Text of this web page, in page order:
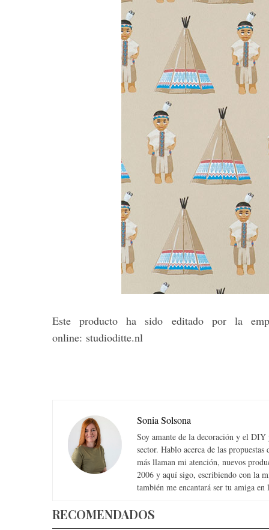
Este producto ha sido editado por la
online: studioditte.nl
Sonia Solsona
Soy amante de la decoración y el DIY
sector. Hablo acerca de las
más llaman mi atención, nuevos
2006 y aquí sigo, escribiendo con la
también me encantará ser tu amiga en
RECOMENDADOS